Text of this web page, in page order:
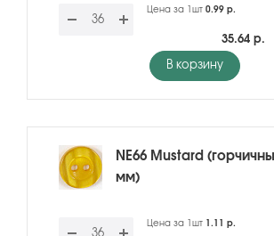
Цена за 1шт 0.99 р.
35.64 р.
В корзину
NE66 Mustard
мм)
Цена за 1шт 1.11 р.